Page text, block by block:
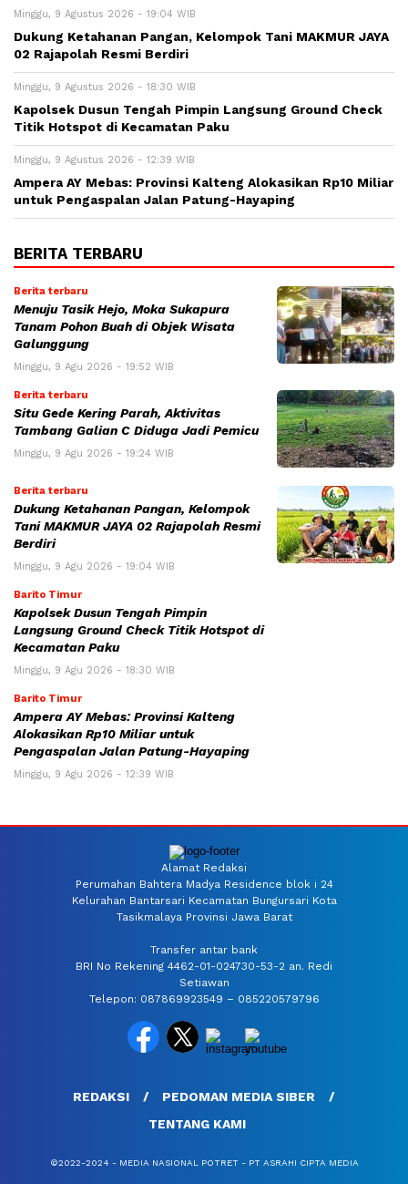
Minggu, 9 Agustus 2026 - 19:04 WIB
Dukung Ketahanan Pangan, Kelompok Tani MAKMUR JAYA
02 Rajapolah Resmi Berdiri
Minggu, 9 Agustus 2026 - 18:30 WIB
Kapolsek Dusun Tengah Pimpin Langsung Ground Check
Titik Hotspot di Kecamatan Paku
Minggu, 9 Agustus 2026 - 12:39 WIB
Ampera AY Mebas: Provinsi Kalteng Alokasikan Rp10 Miliar
untuk Pengaspalan Jalan Patung-Hayaping
BERITA TERBARU
Berita terbaru
Menuju Tasik Hejo, Moka Sukapura
Tanam Pohon Buah di Objek Wisata
Galunggung
Minggu, 9 Agu 2026 - 19:52 WIB
Berita terbaru
Situ Gede Kering Parah, Aktivitas
Tambang Galian C Diduga Jadi Pemicu
Minggu, 9 Agu 2026 - 19:24 WIB
Berita terbaru
Dukung Ketahanan Pangan, Kelompok
Tani MAKMUR JAYA 02 Rajapolah Resmi
Berdiri
Minggu, 9 Agu 2026 - 19:04 WIB
Barito Timur
Kapolsek Dusun Tengah Pimpin
Langsung Ground Check Titik Hotspot di
Kecamatan Paku
Minggu, 9 Agu 2026 - 18:30 WIB
Barito Timur
Ampera AY Mebas: Provinsi Kalteng
Alokasikan Rp10 Miliar untuk
Pengaspalan Jalan Patung-Hayaping
Minggu, 9 Agu 2026 - 12:39 WIB
Alamat Redaksi
Perumahan Bahtera Madya Residence blok i 24
Kelurahan Bantarsari Kecamatan Bungursari Kota
Tasikmalaya Provinsi Jawa Barat
Transfer antar bank
BRI No Rekening 4462-01-024730-53-2 an. Redi
Setiawan
Telepon: 087869923549 – 085220579796
REDAKSI
PEDOMAN MEDIA SIBER
TENTANG KAMI
©2022-2024 - MEDIA NASIONAL POTRET - PT ASRAHI CIPTA MEDIA